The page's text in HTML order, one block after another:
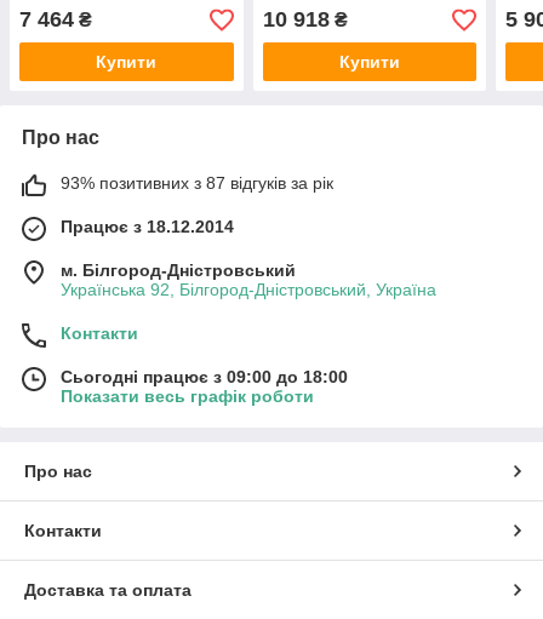
7 464 ₴
Купити
10 918₴
Купити
5
Про нас
93% позитивних з 87 відгуків за рік
Працює з 18.12.2014
м. Білгород-Дністровський
Українська 92, Білгород-Дністровський, Україна
Контакти
Сьогодні працює з 09:00 до 18:00
Показати весь графік роботи
Про нас
Контакти
Доставка та оплата